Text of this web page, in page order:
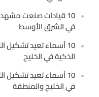
10 قيادات صنعت
في الشرق الأوسط
10 أسماء تعيد تشكيل
الذكية في الخليج
10 أسماء تعيد تشكيل
في الخليج والمنطقة